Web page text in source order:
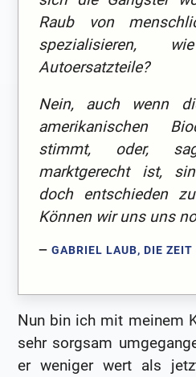
Raub von
spezialisieren,
Autoersatzteile?
Nein, auch wenn
amerikanischen
stimmt, oder,
marktgerecht ist,
doch entschieden
Können wir uns uns
GABRIEL LAUB, DIE
Nun bin ich mit meinem
sehr sorgsam
er weniger wert als